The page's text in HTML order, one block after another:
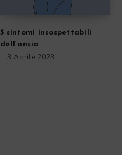
5 sintomi insospettabili
dell’ansia
3 Aprile 2023